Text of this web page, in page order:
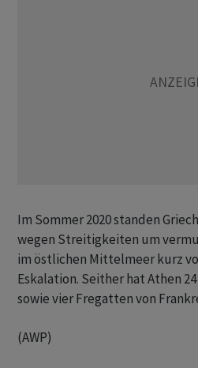
Im Sommer 2020 standen
wegen Streitigkeiten um
im östlichen Mittelmeer kurz
Eskalation. Seither hat Athen
sowie vier Fregatten von
(AWP)